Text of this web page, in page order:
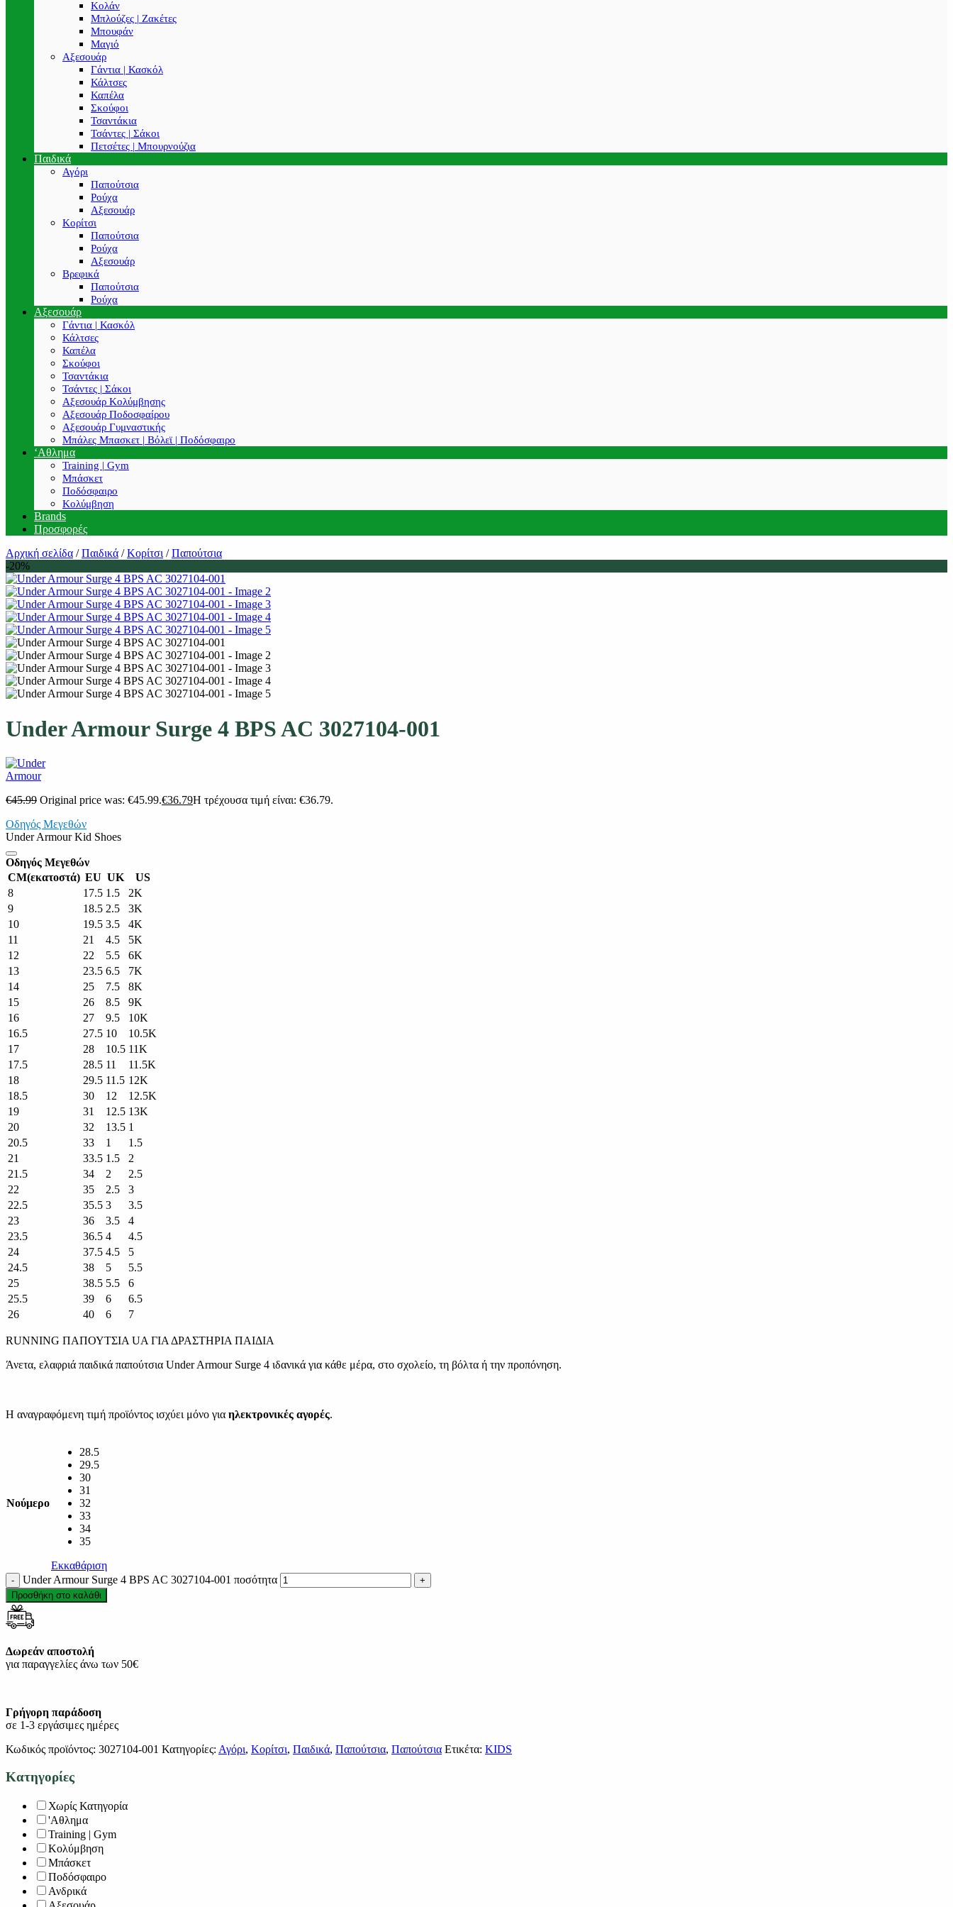
Κολάν
Μπλούζες | Ζακέτες
Μπουφάν
Μαγιό
Αξεσουάρ
Γάντια | Κασκόλ
Κάλτσες
Καπέλα
Σκούφοι
Τσαντάκια
Τσάντες | Σάκοι
Πετσέτες | Μπουρνούζια
Παιδικά
Αγόρι
Παπούτσια
Ρούχα
Αξεσουάρ
Κορίτσι
Παπούτσια
Ρούχα
Αξεσουάρ
Βρεφικά
Παπούτσια
Ρούχα
Αξεσουάρ
Γάντια | Κασκόλ
Κάλτσες
Καπέλα
Σκούφοι
Τσαντάκια
Τσάντες | Σάκοι
Αξεσουάρ Κολύμβησης
Αξεσουάρ Ποδοσφαίρου
Αξεσουάρ Γυμναστικής
Μπάλες Μπασκετ | Βόλεϊ | Ποδόσφαιρο
‘Αθλημα
Training | Gym
Μπάσκετ
Ποδόσφαιρο
Κολύμβηση
Brands
Προσφορές
Αρχική σελίδα / Παιδικά / Κορίτσι / Παπούτσια
-20%
Under Armour Surge 4 BPS AC 3027104-001
€45.99 Original price was: €45.99.€36.79Η τρέχουσα τιμή είναι: €36.79.
Οδηγός Μεγεθών
Under Armour Kid Shoes
Οδηγός Μεγεθών
CM(εκατοστά) EU UK
US
8
17.5 1.5
2K
9
18.5 2.5
3K
10
19.5 3.5
4K
11
21 4.5
5K
12
22 5.5
6K
13
23.5 6.5
7K
14
25 7.5
8K
15
26 8.5
9K
16
27 9.5
10K
16.5
27.5 10
10.5K
17
28 10.5 11K
17.5
28.5 11
11.5K
18
29.5 11.5 12K
18.5
30 12
12.5K
19
31 12.5 13K
20
32 13.5 1
20.5
33 1
1.5
21
33.5 1.5
2
21.5
34 2
2.5
22
35 2.5
3
22.5
35.5 3
3.5
23
36 3.5
4
23.5
36.5 4
4.5
24
37.5 4.5
5
24.5
38 5
5.5
25
38.5 5.5
6
25.5
39 6
6.5
26
40 6 7
RUNNING ΠΑΠΟΥΤΣΙΑ UA ΓΙΑ ΔΡΑΣΤΗΡΙΑ ΠΑΙΔΙΑ
Άνετα, ελαφριά παιδικά παπούτσια Under Armour Surge 4 ιδανικά για κάθε μέρα, στο σχολείο, τη βόλτα ή την προπόνηση.
Η αναγραφόμενη τιμή προϊόντος ισχύει μόνο για ηλεκτρονικές αγορές.
Νούμερο
28.5
29.5
30
31
32
33
34
35
Εκκαθάριση
Under Armour Surge 4 BPS AC 3027104-001 ποσότητα
Προσθήκη στο καλάθι
Δωρεάν αποστολή
για παραγγελίες άνω των 50€
Γρήγορη παράδοση
σε 1-3 εργάσιμες ημέρες
Κωδικός προϊόντος: 3027104-001 Κατηγορίες: Αγόρι, Κορίτσι, Παιδικά, Παπούτσια, Παπούτσια Ετικέτα: KIDS
Κατηγορίες
Χωρίς Κατηγορία
'Αθλημα
Training | Gym
Κολύμβηση
Μπάσκετ
Ποδόσφαιρο
Ανδρικά